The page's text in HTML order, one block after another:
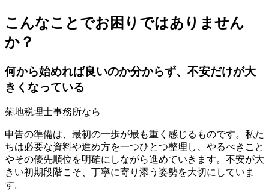
こんなことでお困りではありません
か？
何から始めれば良いのか分からず、不安だけが大
きくなっている
菊地税理士事務所なら
申告の準備は、最初の一歩が最も重く感じるものです。私た
ちは必要な資料や進め方を一つひとつ整理し、やるべきこと
やその優先順位を明確にしながら進めていきます。不安が大
きい初期段階こそ、丁寧に寄り添う姿勢を大切にしていま
す。